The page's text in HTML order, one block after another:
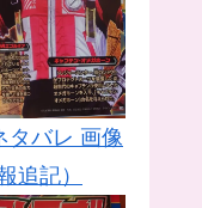
タバレ 画像
追記）